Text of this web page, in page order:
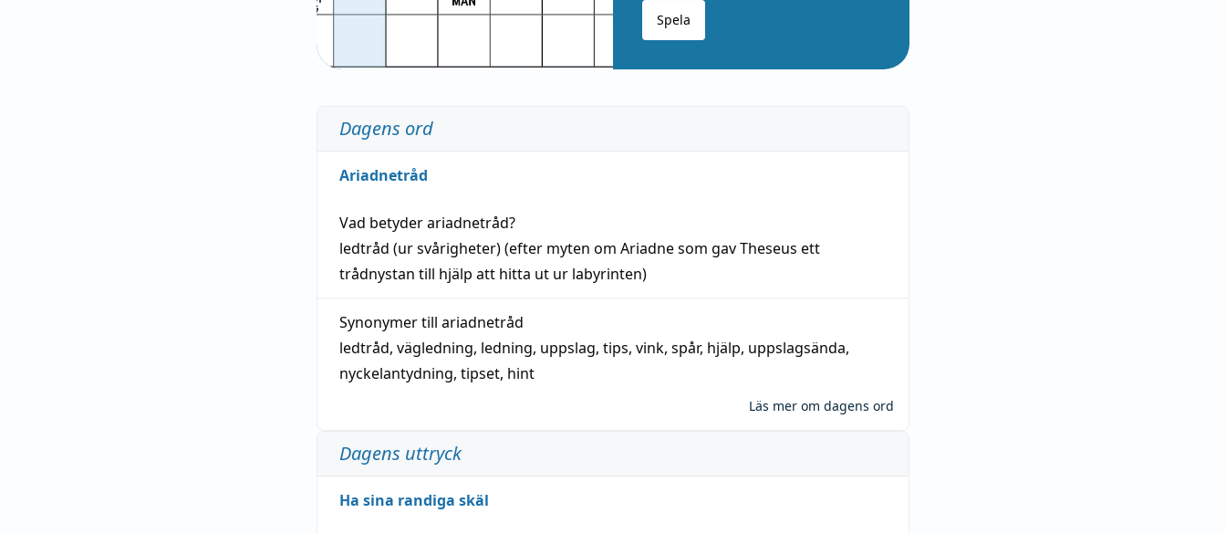
Spela
Dagens ord
Ariadnetråd
Vad betyderariadnetråd?
ledtråd (ur svårigheter) (efter myten om Ariadne som gav Theseus ett
trådnystan till hjälp att hitta ut ur labyrinten)
Synonymer till ariadnetråd
ledtråd, vägledning, ledning, uppslag, tips, vink, spår, hjälp, uppslagsända,
nyckelantydning, tipset, hint
Läs mer om dagens ord
Dagens uttryck
Ha sina randiga skäl